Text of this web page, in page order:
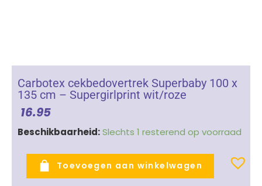
Carbotex cekbedovertrek Superbaby 100 x
135 cm – Supergirlprint wit/roze
16.95
Beschikbaarheid:Slechts 1 resterend op voorraad
Carbotex
Superbaby
Toevoegen aan winkelwagen